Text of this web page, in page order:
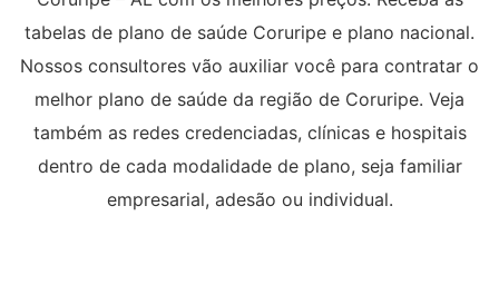
tabelas de plano de saúde Coruripe e plano nacional.
Nossos consultores vão auxiliar você para contratar o
melhor plano de saúde da região de Coruripe. Veja
também as redes credenciadas, clínicas e hospitais
dentro de cada modalidade de plano, seja familiar
empresarial, adesão ou individual.